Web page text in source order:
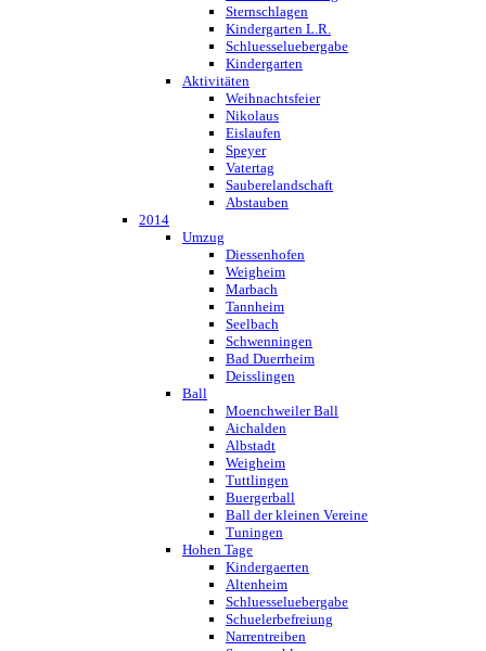
Sternschlagen
Kindergarten L.R.
Schluesseluebergabe
Kindergarten
Aktivitäten
Weihnachtsfeier
Nikolaus
Eislaufen
Speyer
Vatertag
Sauberelandschaft
Abstauben
2014
Umzug
Diessenhofen
Weigheim
Marbach
Tannheim
Seelbach
Schwenningen
Bad Duerrheim
Deisslingen
Ball
Moenchweiler Ball
Aichalden
Albstadt
Weigheim
Tuttlingen
Buergerball
Ball der kleinen Vereine
Tuningen
Hohen Tage
Kindergaerten
Altenheim
Schluesseluebergabe
Schuelerbefreiung
Narrentreiben